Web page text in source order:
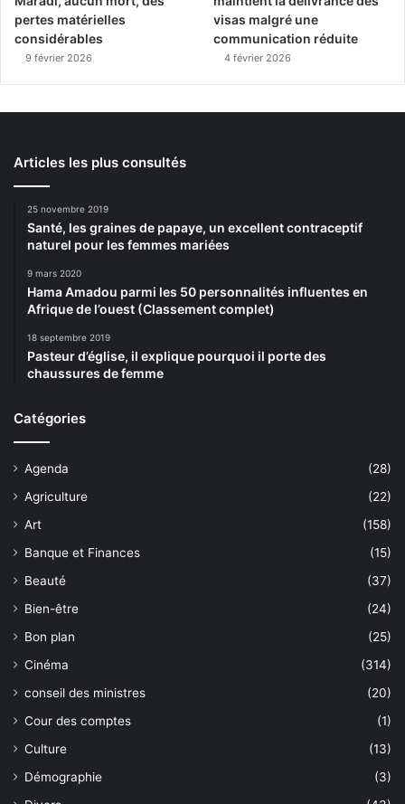
pertes matérielles
considérables
9 février 2026
visas malgré une
communication réduite
4 février 2026
Articles les plus consultés
25 novembre 2019
Santé, les graines de papaye, un excellent contraceptif
naturel pour les femmes mariées
9 mars 2020
Hama Amadou parmi les 50 personnalités influentes en
Afrique de l’ouest (Classement complet)
18 septembre 2019
Pasteur d’église, il explique pourquoi il porte des
chaussures de femme
Catégories
Agenda
(28)
Agriculture
(22)
Art
(158)
Banque et Finances
(15)
Beauté
(37)
Bien-être
(24)
Bon plan
(25)
Cinéma
(314)
conseil des ministres
(20)
Cour des comptes
(1)
Culture
(13)
Démographie
(3)